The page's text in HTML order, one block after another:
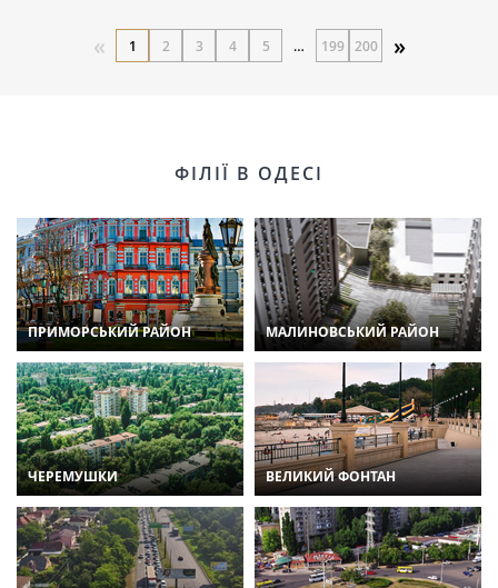
« 1 2 3 4 5 … 199 200 »
ФІЛІЇ В ОДЕСІ
ПРИМОРСЬКИЙ РАЙОН МАЛИНОВСЬКИЙ РАЙОН
ЧЕРЕМУШКИ ВЕЛИКИЙ ФОНТАН